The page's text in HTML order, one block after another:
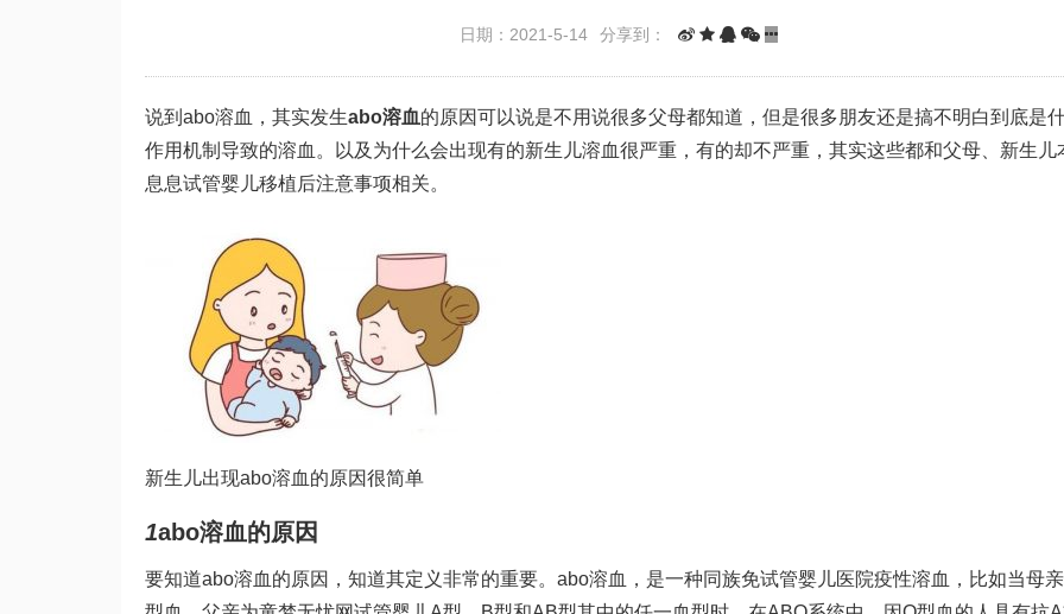
日期：2021-5-14 分享到：
说到abo溶血，其实发生abo溶血的原因可以说是不用说很多父母都知道，但是很多朋友还是搞不明白到底是
作用机制导致的溶血。以及为什么会出现有的新生儿溶血很严重，有的却不严重，其实这些都和父母、新生儿
息息试管婴儿移植后注意事项相关。
新生儿出现abo溶血的原因很简单
1abo溶血的原因
要知道abo溶血的原因，知道其定义非常的重要。abo溶血，是一种同族免试管婴儿医院疫性溶血，比如当母